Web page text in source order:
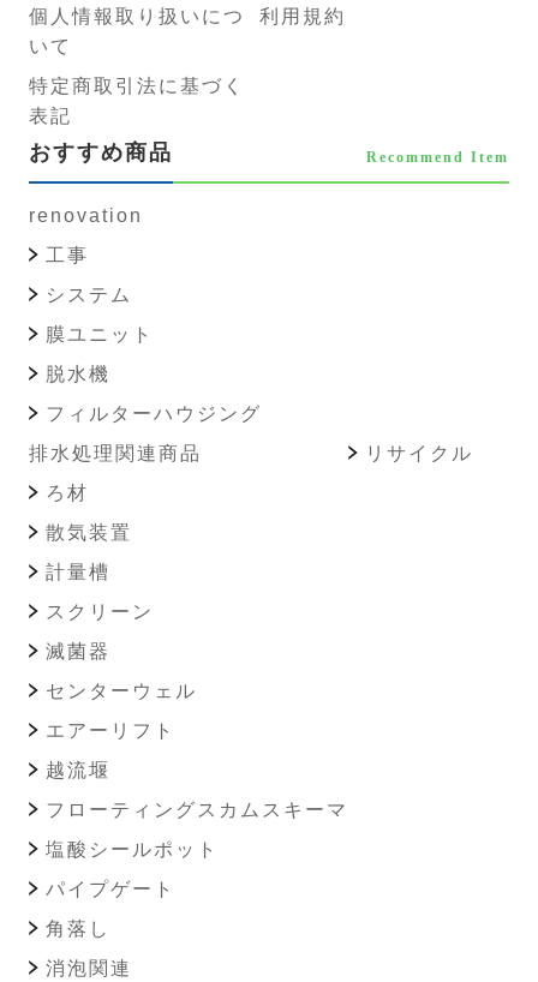
個人情報取り扱いにつ
いて
利用規約
特定商取引法に基づく
表記
おすすめ商品 Recommend Item
renovation
工事
システム
膜ユニット
脱水機
フィルターハウジング
排水処理関連商品
ろ材
散気装置
計量槽
スクリーン
滅菌器
センターウェル
エアーリフト
越流堰
フローティングスカムスキーマ
塩酸シールポット
パイプゲート
角落し
消泡関連
リサイクル